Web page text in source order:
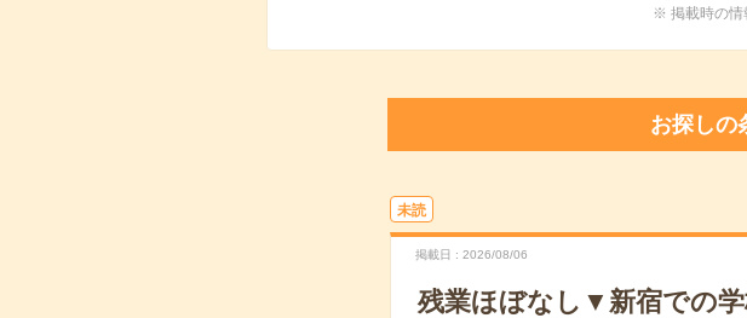
※ 掲載時の情
お探しの
未読
掲載日 2026/08/06
残業ほぼなし▼新宿での